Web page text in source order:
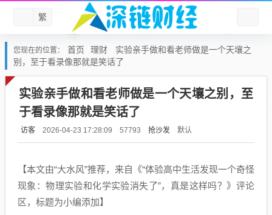
繁
您现在的位置： 首页 理财
实验亲手做和看老师做是一个天壤之
别，至于看录像那就是笑话了
实验亲手做和看老师做是一个天壤之别，至
于看录像那就是笑话了
访客 2026-04-23 17:28:09 57793 抢沙发 默认
【本文由“大水风”推荐，来自《“体验高中生活发现一个奇怪
现象：物理实验和化学实验消失了”，真是这样吗？》评论
区，标题为小编添加】